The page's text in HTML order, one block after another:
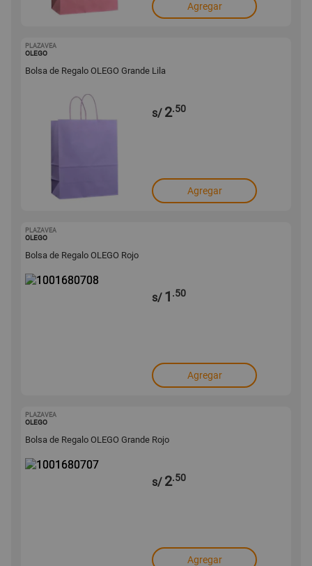
Agregar
PLAZAVEA
OLEGO
Bolsa de Regalo OLEGO Grande Lila
s/ 2.50
Agregar
PLAZAVEA
OLEGO
Bolsa de Regalo OLEGO Rojo
s/ 1 .50
Agregar
PLAZAVEA
OLEGO
Bolsa de Regalo OLEGO Grande Rojo
s/ 2.50
Agregar